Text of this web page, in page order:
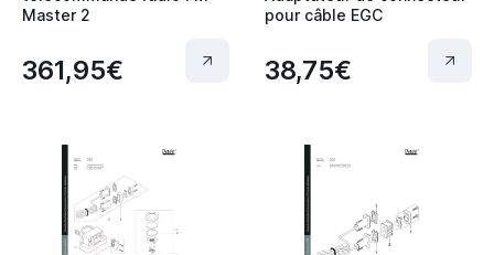
Master 2
361,95€
pour câble EGC
38,75€